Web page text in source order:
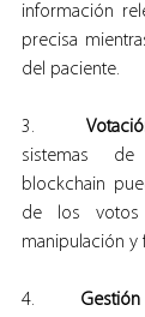
información
precisa
del paciente.
3.
sistemas
blockchain
de los
manipulación y
4.